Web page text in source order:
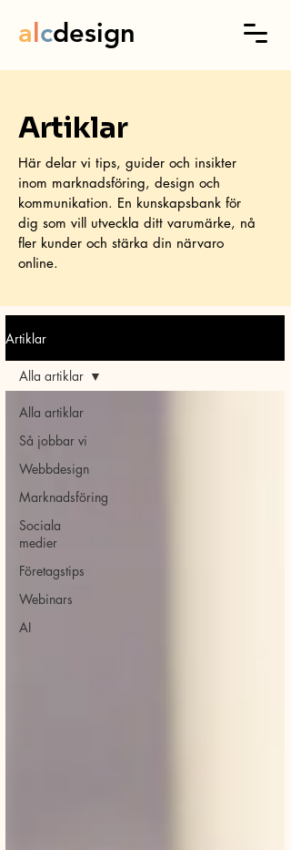
alcdesign
Artiklar
Här delar vi tips, guider och insikter
inom marknadsföring, design och
kommunikation. En kunskapsbank för
dig som vill utveckla ditt varumärke, nå
fler kunder och stärka din närvaro
online.
Artiklar
Alla artiklar
Så jobbar vi
Webbdesign
Marknadsföring
Sociala
medier
Företagstips
Webinars
AI
Alla artiklar